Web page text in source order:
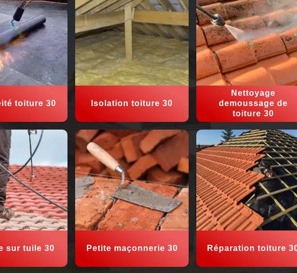
toiture 30 Isolation toiture 30
Nettoyage
demoussage de
toiture 30
sur tuile 30 Petite maçonnerie 30 Réparation toiture